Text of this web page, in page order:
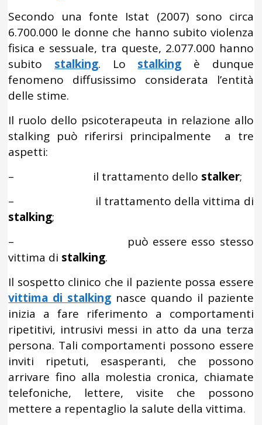
Secondo una fonte Istat (2007) sono circa
6.700.000 le donne che hanno subito violenza
fisica e sessuale, tra queste, 2.077.000 hanno
subito stalking. Lo stalking è dunque
fenomeno diffusissimo considerata l’entità
delle stime.
Il ruolo dello psicoterapeuta in relazione allo
stalking può riferirsi principalmente a tre
aspetti:
– il trattamento dello stalker;
– il trattamento della vittima di
stalking;
– può essere esso stesso
vittima di stalking.
Il sospetto clinico che il paziente possa essere
vittima di stalking nasce quando il paziente
inizia a fare riferimento a comportamenti
ripetitivi, intrusivi messi in atto da una terza
persona. Tali comportamenti possono essere
inviti ripetuti, esasperanti, che possono
arrivare fino alla molestia cronica, chiamate
telefoniche, lettere, visite che possono
mettere a repentaglio la salute della vittima.